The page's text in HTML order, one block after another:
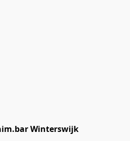
Winterswijk